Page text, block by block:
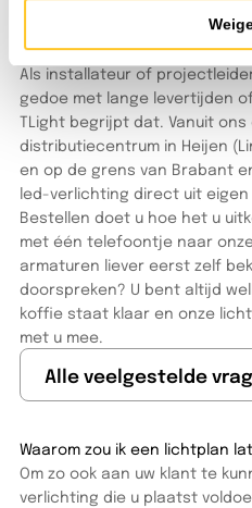
Veelgestelde
Als installateur of
gedoe met lange levertijden
TLight begrijpt dat. Vanuit
distributiecentrum in Heijen
en op de grens van Brabant
led-verlichting direct uit eigen
Bestellen doet u hoe het u
met één telefoontje naar
armaturen liever eerst zelf
doorspreken? U bent altijd
koffie staat klaar en onze
met u mee.
Alle veelgestelde
Waarom zou ik een lichtplan
Om zo ook aan uw klant te
verlichting die u plaatst